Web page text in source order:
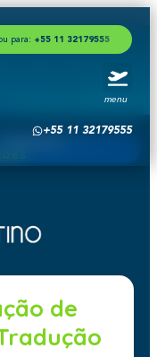
para: + 55 1 1 321 79555
menu
+55 11 32179555